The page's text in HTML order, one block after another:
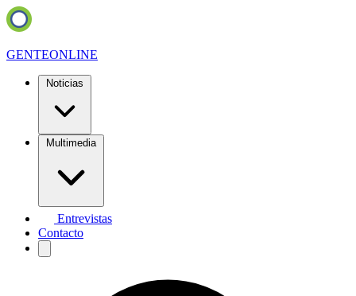
GENTEONLINE
Noticias
Multimedia
Entrevistas
Contacto